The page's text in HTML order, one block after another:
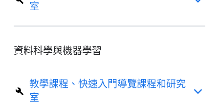
室
資料科學與機器學習
教學課程、快速入門導覽課程和研究
室